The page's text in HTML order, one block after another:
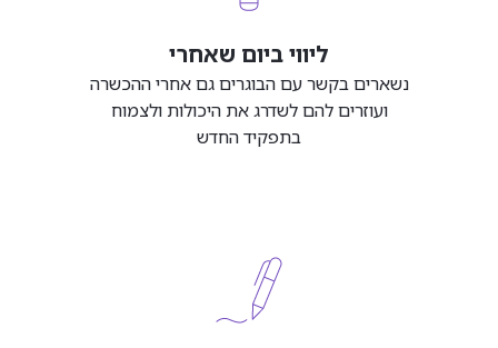
ליווי ביום שאחרי
נשארים בקשר עם הבוגרים גם אחרי ההכשרה
ועוזרים להם לשדרג את היכולות ולצמוח
בתפקיד החדש